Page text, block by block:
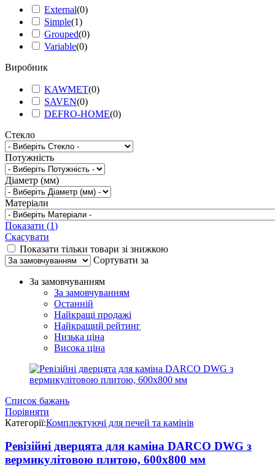
External(0)
Simple(1)
Grouped(0)
Variable(0)
Виробник
KAWMET(0)
SAVEN(0)
DEFRO-HOME(0)
Стекло
Потужність
Діаметр (мм)
Матеріали
Показати (1)
Скасувати
Показати тільки товари зі знижкою
Сортувати за
За замовчуванням
За замовчуванням
Останній
Найкращі продажі
Найкращий рейтинг
Низька ціна
Висока ціна
Список бажань
Порівняти
Категорії:Комплектуючі для печей та камінів
Ревізійні дверцята для каміна DARCO DWG з
вермикулітовою плитою, 600x800 мм